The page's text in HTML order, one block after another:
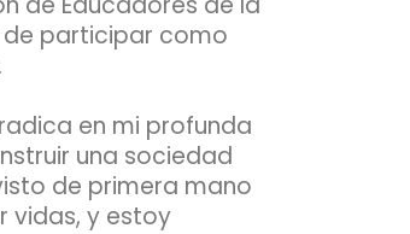
de participar como
en mi profunda
una sociedad
de primera mano
vidas, y estoy